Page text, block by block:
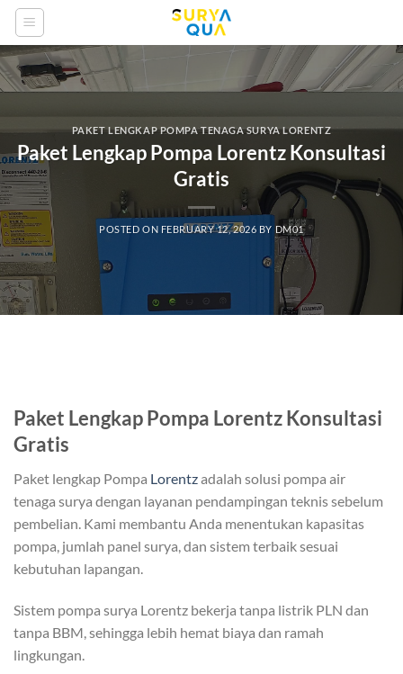
Skip
content
PAKET LENGKAP POMPA TENAGA SURYA LORENTZ
Paket Lengkap Pompa Lorentz Konsultasi
Gratis
POSTED ON FEBRUARY 12, 2026 BY DM01
Paket Lengkap Pompa Lorentz Konsultasi
Gratis
Paket lengkap Pompa Lorentzadalah solusi pompa air
tenaga surya dengan layanan pendampingan teknis sebelum
pembelian. Kami membantu Anda menentukan kapasitas
pompa, jumlah panel surya, dan sistem terbaik sesuai
kebutuhan lapangan.
Sistem pompa surya Lorentz bekerja tanpa listrik PLN dan
tanpa BBM, sehingga lebih hemat biaya dan ramah
lingkungan.